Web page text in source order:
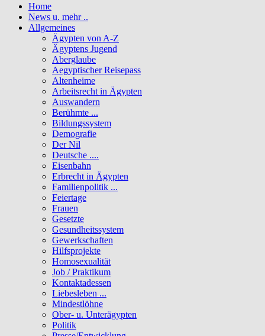
Home
News u. mehr ..
Allgemeines
Ägypten von A-Z
Ägyptens Jugend
Aberglaube
Aegyptischer Reisepass
Altenheime
Arbeitsrecht in Ägypten
Auswandern
Berühmte ...
Bildungssystem
Demografie
Der Nil
Deutsche ....
Eisenbahn
Erbrecht in Ägypten
Familienpolitik ...
Feiertage
Frauen
Gesetzte
Gesundheitssystem
Gewerkschaften
Hilfsprojekte
Homosexualität
Job / Praktikum
Kontaktadessen
Liebesleben ...
Mindestlöhne
Ober- u. Unterägypten
Politik